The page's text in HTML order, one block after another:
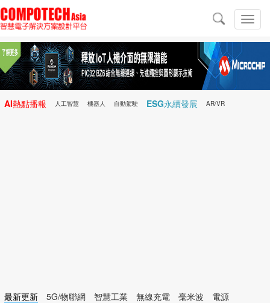
切
換
導
導
航
AI熱點播報 人工智慧 機器人 自動駕駛 ESG永續發展 AR/VR
最新更新 5G/物聯網 智慧工業 無線充電 毫米波
電源